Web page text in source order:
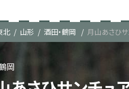
北 山形 酒田・鶴岡 月山あさひ
岡